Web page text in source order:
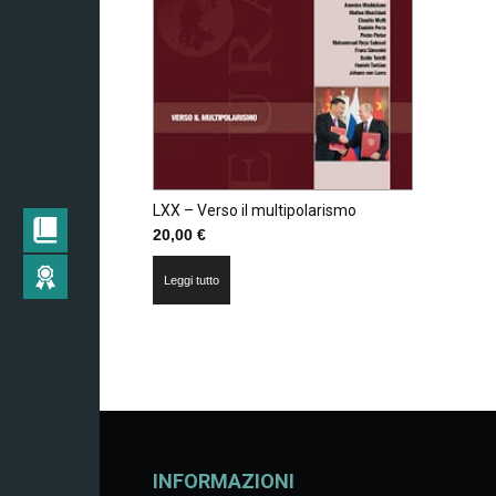
LXX – Verso il multipolarismo
20,00 €
Leggi tutto
INFORMAZIONI